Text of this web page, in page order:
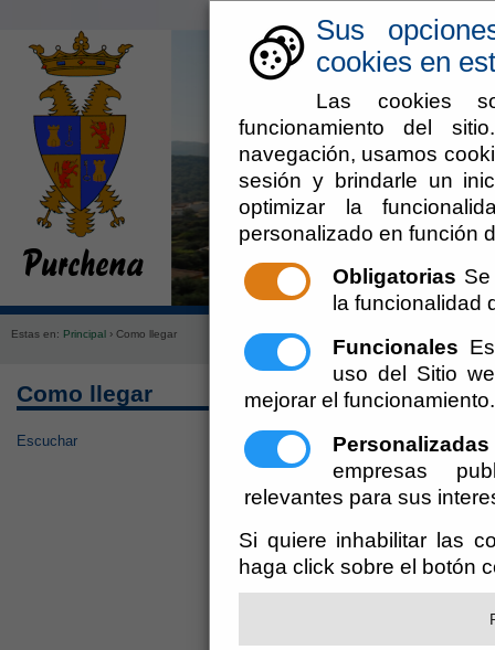
Sus
cookies en
Las cookies
funcionamiento del
navegación, usamos
sesión y brindarle un
optimizar la
personalizado en función
Obligatorias
la funcionalidad
Funcionales
uso del Sitio
mejorar el funcionamiento.
Personalizadas
empresas
relevantes para sus
Si quiere inhabilitar las
haga click sobre el botón
Ayuntamiento
Estas en: Principal › Como llegar
Como llegar
Escuchar